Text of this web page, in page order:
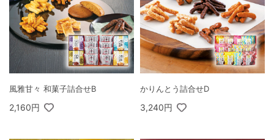
風雅甘々 和菓子詰合せB
2,160円
かりんとう詰合せD
3,240円